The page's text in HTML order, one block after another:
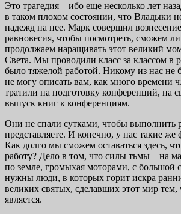
Это трагедия – ибо еще несколько лет
в таком плохом состоянии, что Владыки
надежд на нее. Марк совершил
равновесия, чтобы посмотреть, сможем
продолжаем наращивать этот великий
Света. Мы проводили класс за классом в
было тяжелой работой. Никому из нас не
не могу описать вам, как много времени
тратили на подготовку конференций, на
выпуск книг к конференциям.
Они не спали сутками, чтобы выполнить
представляете. И конечно, у нас такие же
Как долго мы сможем оставаться здесь,
работу? Дело в том, что силы тьмы – на
по земле, громыхая моторами, с большой
нужны люди, в которых горит искра
великих святых, сделавших этот мир тем,
является.